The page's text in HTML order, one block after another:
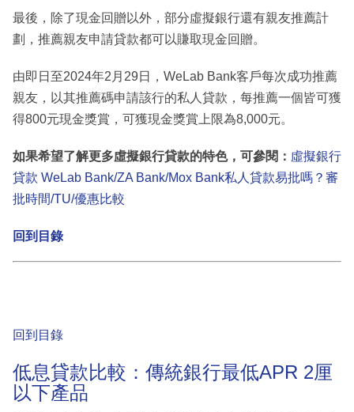
最後，除了現金回贈以外，部分虛擬銀行還有親友推薦計
劃，推薦親友申請貸款都可以賺取現金回贈。
由即日至2024年2月29日，WeLab Bank客戶每次成功推薦
親友，以其推薦碼申請該行的私人貸款，每推薦一個皆可獲
得800元現金獎賞，可獲現金獎賞上限為8,000元。
如果希望了解更多虛擬銀行貸款的特色，可參閱： 虛擬銀行
貸款 WeLab Bank/ZA Bank/Mox Bank私人貸款易批嗎？審
批時間/TU/優惠比較
回到目錄
回到目錄
低息貸款比較：傳統銀行最低APR 2厘
以下產品